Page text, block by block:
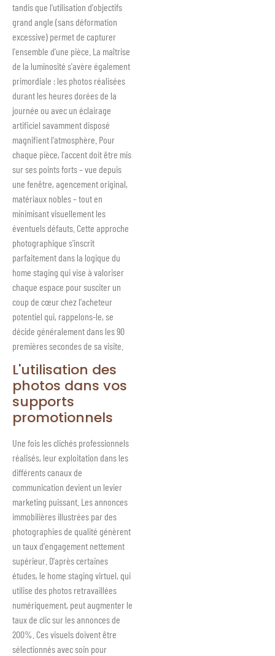
tandis que l'utilisation d'objectifs
grand angle (sans déformation
excessive) permet de capturer
l'ensemble d'une pièce. La maîtrise
de la luminosité s'avère également
primordiale : les photos réalisées
durant les heures dorées de la
journée ou avec un éclairage
artificiel savamment disposé
magnifient l'atmosphère. Pour
chaque pièce, l'accent doit être mis
sur ses points forts – vue depuis
une fenêtre, agencement original,
matériaux nobles – tout en
minimisant visuellement les
éventuels défauts. Cette approche
photographique s'inscrit
parfaitement dans la logique du
home staging qui vise à valoriser
chaque espace pour susciter un
coup de cœur chez l'acheteur
potentiel qui, rappelons-le, se
décide généralement dans les 90
premières secondes de sa visite.
L'utilisation des
photos dans vos
supports
promotionnels
Une fois les clichés professionnels
réalisés, leur exploitation dans les
différents canaux de
communication devient un levier
marketing puissant. Les annonces
immobilières illustrées par des
photographies de qualité génèrent
un taux d'engagement nettement
supérieur. D'après certaines
études, le home staging virtuel, qui
utilise des photos retravaillées
numériquement, peut augmenter le
taux de clic sur les annonces de
200%. Ces visuels doivent être
sélectionnés avec soin pour